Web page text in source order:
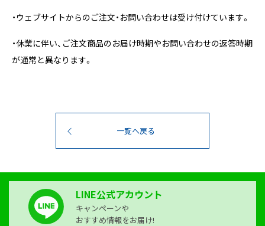
・ウェブサイトからのご注文・お問い合わせは受け付けています。
・休業に伴い、ご注文商品のお届け時期やお問い合わせの返答時期
が通常と異なります。
一覧へ戻る
LINE公式アカウント
キャンペーンや
おすすめ情報をお届け!